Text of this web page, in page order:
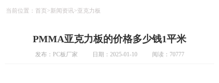
当前位置： 首页>新闻资讯>亚克力板
PMMA亚克力板的价格多少钱1平米
发布：PC板厂家 日期：2025-01-10 阅读：70777